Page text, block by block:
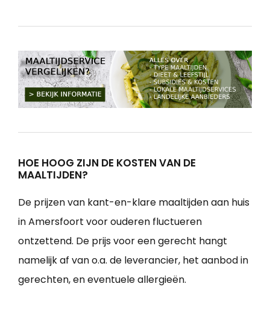
HOE HOOG ZIJN DE KOSTEN VAN DE
MAALTIJDEN?
De prijzen van kant-en-klare maaltijden aan huis
in Amersfoort voor ouderen fluctueren
ontzettend. De prijs voor een gerecht hangt
namelijk af van o.a. de leverancier, het aanbod in
gerechten, en eventuele allergieën.